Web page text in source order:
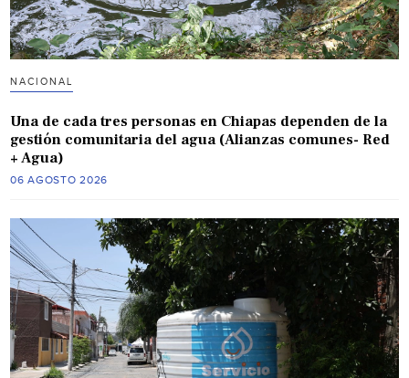
NACIONAL
Una de cada tres personas en Chiapas dependen de la
gestión comunitaria del agua (Alianzas comunes- Red
+ Agua)
06 AGOSTO 2026